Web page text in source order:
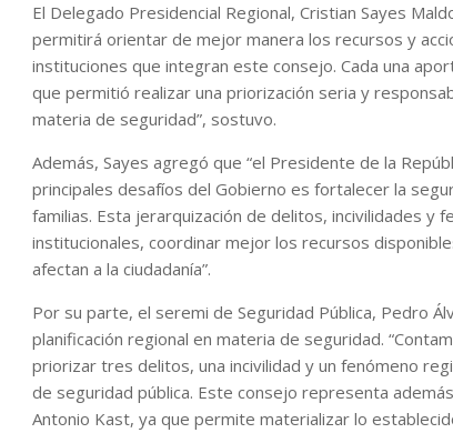
El Delegado Presidencial Regional, Cristian Sayes
permitirá orientar de mejor manera los recursos y
instituciones que integran este consejo. Cada una
que permitió realizar una priorización seria y
materia de seguridad”, sostuvo.
Además, Sayes agregó que “el Presidente de la
principales desafíos del Gobierno es fortalecer la
familias. Esta jerarquización de delitos, incivilidades
institucionales, coordinar mejor los recursos
afectan a la ciudadanía”.
Por su parte, el seremi de Seguridad Pública, Pedro
planificación regional en materia de seguridad.
priorizar tres delitos, una incivilidad y un fenómeno
de seguridad pública. Este consejo representa
Antonio Kast, ya que permite materializar lo